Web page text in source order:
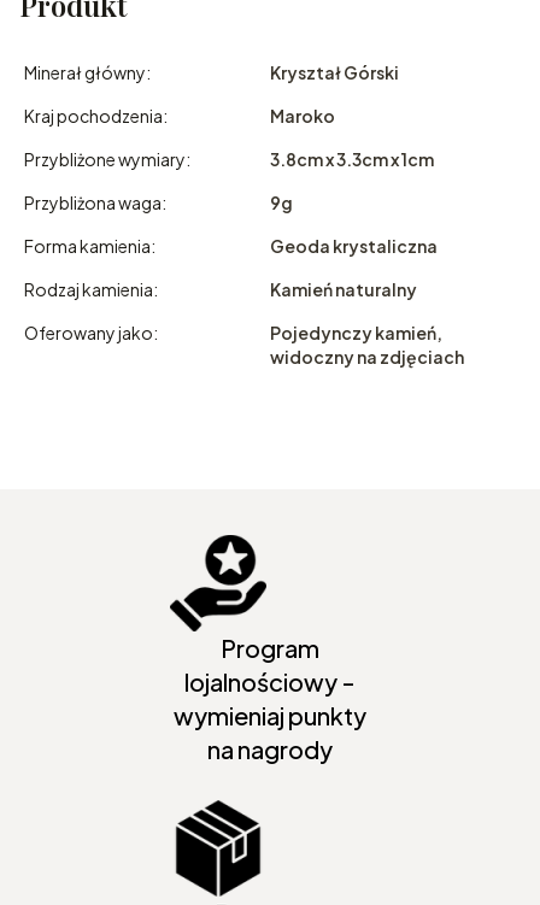
Minerał główny:
Kryształ Górski
Kraj pochodzenia:
Maroko
Przybliżone wymiary:
3.8cm x 3.3cm x 1cm
Przybliżona waga:
9g
Forma kamienia:
Geoda krystaliczna
Rodzaj kamienia:
Kamień naturalny
Oferowany jako:
Pojedynczy kamień,
widoczny na zdjęciach
Program
lojalnościowy -
wymieniaj punkty
na nagrody